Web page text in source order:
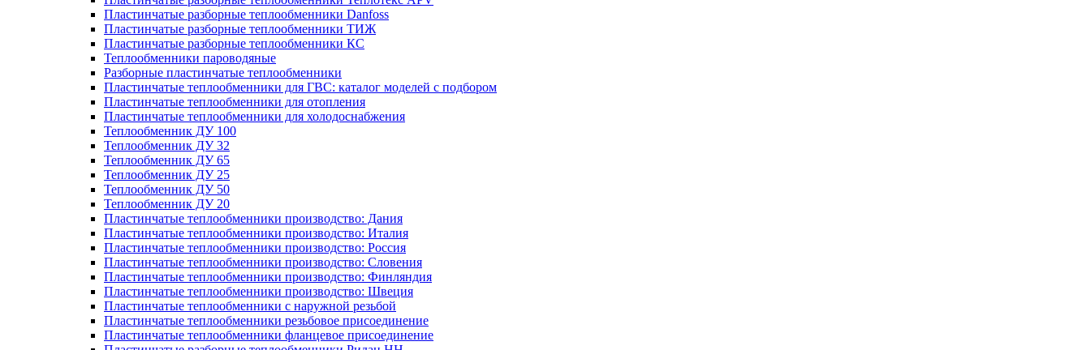
Пластинчатые разборные теплообменники Danfoss
Пластинчатые разборные теплообменники ТИЖ
Пластинчатые разборные теплообменники КC
Теплообменники пароводяные
Разборные пластинчатые теплообменники
Пластинчатые теплообменники для ГВС: каталог моделей с подбором
Пластинчатые теплообменники для отопления
Пластинчатые теплообменники для холодоснабжения
Теплообменник ДУ 100
Теплообменник ДУ 32
Теплообменник ДУ 65
Теплообменник ДУ 25
Теплообменник ДУ 50
Теплообменник ДУ 20
Пластинчатые теплообменники производство: Дания
Пластинчатые теплообменники производство: Италия
Пластинчатые теплообменники производство: Россия
Пластинчатые теплообменники производство: Словения
Пластинчатые теплообменники производство: Финляндия
Пластинчатые теплообменники производство: Швеция
Пластинчатые теплообменники с наружной резьбой
Пластинчатые теплообменники резьбовое присоединение
Пластинчатые теплообменники фланцевое присоединение